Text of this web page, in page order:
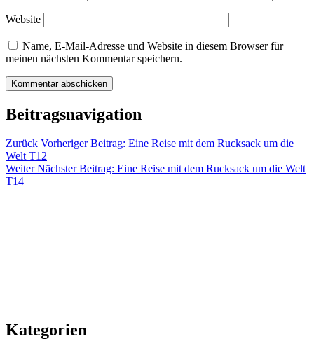
Website
Name, E-Mail-Adresse und Website in diesem Browser für
meinen nächsten Kommentar speichern.
Beitragsnavigation
Zurück Vorheriger Beitrag: Eine Reise mit dem Rucksack um die
Welt T12
Weiter Nächster Beitrag: Eine Reise mit dem Rucksack um die Welt
T14
Kategorien